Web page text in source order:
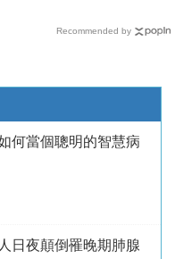
Recommended by
何當個聰明的智慧病
日夜顛倒罹晚期肺腺